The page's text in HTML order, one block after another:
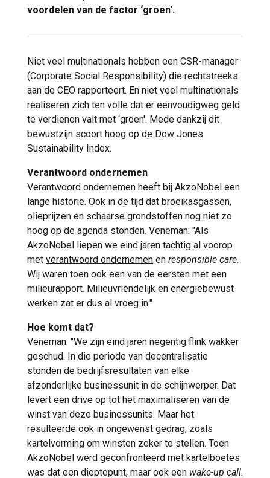
voordelen van de factor ‘groen'.
Niet veel multinationals hebben een CSR-manager
(Corporate Social Responsibility) die rechtstreeks
aan de CEO rapporteert. En niet veel multinationals
realiseren zich ten volle dat er eenvoudigweg geld
te verdienen valt met ‘groen'. Mede dankzij dit
bewustzijn scoort hoog op de Dow Jones
Sustainability Index.
Verantwoord ondernemen
Verantwoord ondernemen heeft bij AkzoNobel een
lange historie. Ook in de tijd dat broeikasgassen,
olieprijzen en schaarse grondstoffen nog niet zo
hoog op de agenda stonden. Veneman: "Als
AkzoNobel liepen we eind jaren tachtig al voorop
met verantwoord ondernemen en responsible care.
Wij waren toen ook een van de eersten met een
milieurapport. Milieuvriendelijk en energiebewust
werken zat er dus al vroeg in."
Hoe komt dat?
Veneman: "We zijn eind jaren negentig flink wakker
geschud. In die periode van decentralisatie
stonden de bedrijfsresultaten van elke
afzonderlijke businessunit in de schijnwerper. Dat
levert een drive op tot het maximaliseren van de
winst van deze businessunits. Maar het
resulteerde ook in ongewenst gedrag, zoals
kartelvorming om winsten zeker te stellen. Toen
AkzoNobel werd geconfronteerd met kartelboetes
was dat een dieptepunt, maar ook een wake-up call.